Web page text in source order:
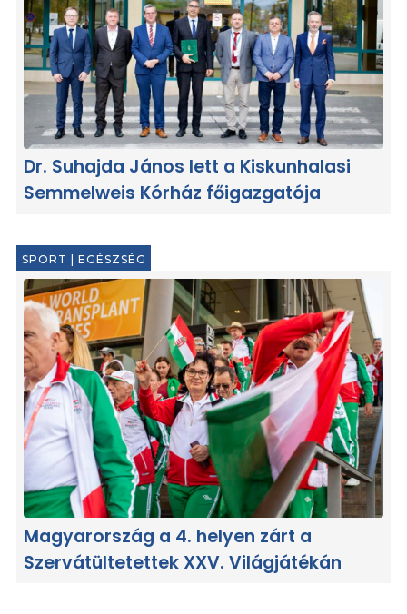
Dr. Suhajda János lett a Kiskunhalasi
Semmelweis Kórház főigazgatója
SPORT | EGÉSZSÉG
Magyarország a 4. helyen zárt a
Szervátültetettek XXV. Világjátékán